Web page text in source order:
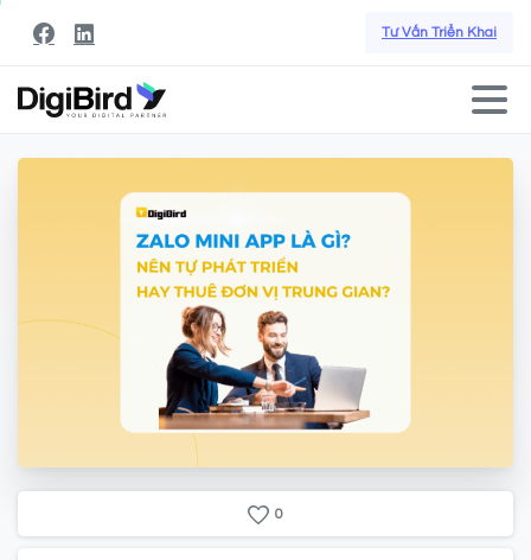
Tư Vấn Triển Khai
0